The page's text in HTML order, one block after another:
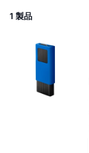
1 製品